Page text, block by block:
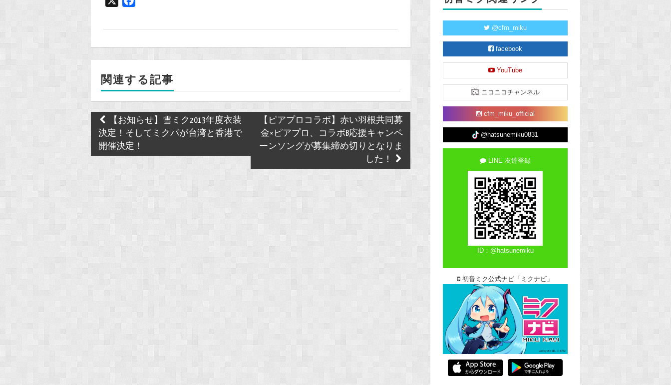
b
o
k
関連する記事
Post
navigation
【お知らせ】雪ミク2013年度衣装
決定！そしてミクパが台湾と香港で
開催決定！
【ピアプロコラボ】赤い羽根共同募
金×ピアプロ、コラボB応援キャンペ
ーンソングが募集締め切りとなりま
した！
@cfm_miku
facebook
YouTube
ニコニコチャンネル
cfm_miku_official
@hatsunemiku0831
LINE 友達登録
ID：@hatsunemiku
初音ミク公式ナビ「ミクナビ」